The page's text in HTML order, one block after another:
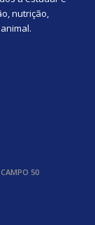
nutrição,
50